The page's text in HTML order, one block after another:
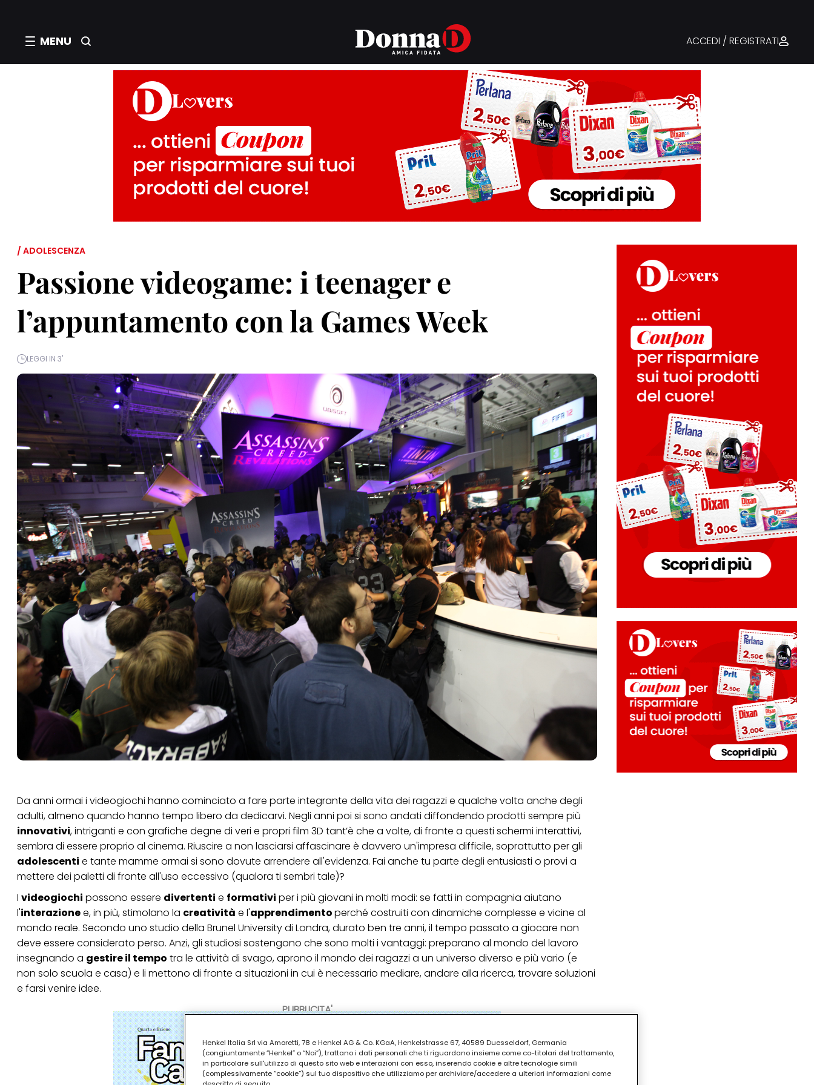
MENU ACCEDI / REGISTRATI
/ ADOLESCENZA
Passione videogame: i teenager e
l’appuntamento con la Games Week
LEGGI IN 3'
PUBBLICITA'
Da anni ormai i videogiochi hanno cominciato a fare parte integrante della vita dei ragazzi e qualche volta anche degli
adulti, almeno quando hanno tempo libero da dedicarvi. Negli anni poi si sono andati diffondendo prodotti sempre più
innovativi, intriganti e con grafiche degne di veri e propri film 3D tant’è che a volte,di fronte a questi schermi interattivi,
sembra di essere proprio al cinema. Riuscire a non lasciarsi affascinare è davvero un'impresa difficile, soprattutto per gli
adolescenti e tante mamme ormai si sono dovute arrendere all'evidenza. Fai anche tu parte degli entusiasti o provi a
mettere dei paletti di fronte all'uso eccessivo (qualora ti sembri tale)?
I videogiochi possono essere divertenti e formativi per i più giovani in molti modi: se fatti in compagnia aiutano
l'interazionee, in più, stimolano la creatività e l'apprendimentoperché costruiti con dinamiche complesse e vicine al
mondo reale. Secondo uno studio della Brunel University di Londra, durato ben tre anni, il tempo passato a giocare non
deve essere considerato perso. Anzi, gli studiosi sostengono che sono molti i vantaggi: preparano al mondo del lavoro
insegnando a gestire il tempo tra le attività di svago, aprono il mondo dei ragazzi a un universo diverso e più vario (e
non solo scuola e casa) e li mettono di fronte a situazioni in cui è necessario mediare, andare alla ricerca, trovare soluzioni
e farsi venire idee.
Henkel Italia Srl via Amoretti, 78 e Henkel AG & Co. KGaA, Henkelstrasse 67, 40589 Duesseldorf, Germania
(congiuntamente “Henkel” o “Noi”), trattano i dati personali che ti riguardano insieme come co-titolari del trattamento,
in particolare sull'utilizzo di questo sito web e interazioni con esso, inserendo cookie e altre tecnologie simili
(complessivamente “cookie”) sul tuo dispositivo che utilizziamo per archiviare/accedere a ulteriori informazioni come